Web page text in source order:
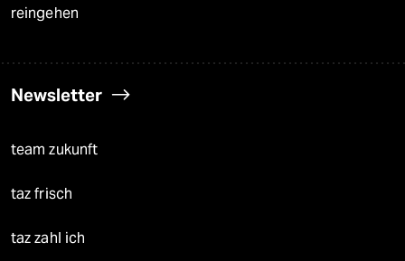
reingehen
Newsletter
team zukunft
taz frisch
taz zahl ich